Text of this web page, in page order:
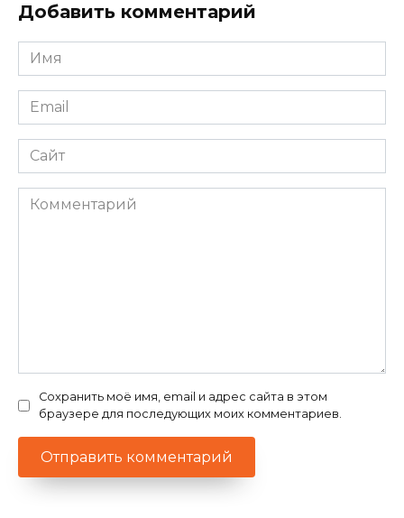
Добавить комментарий
Имя
*
Email
*
Сайт
Комментарий
Сохранить моё имя, email и адрес сайта в этом
браузере для последующих моих комментариев.